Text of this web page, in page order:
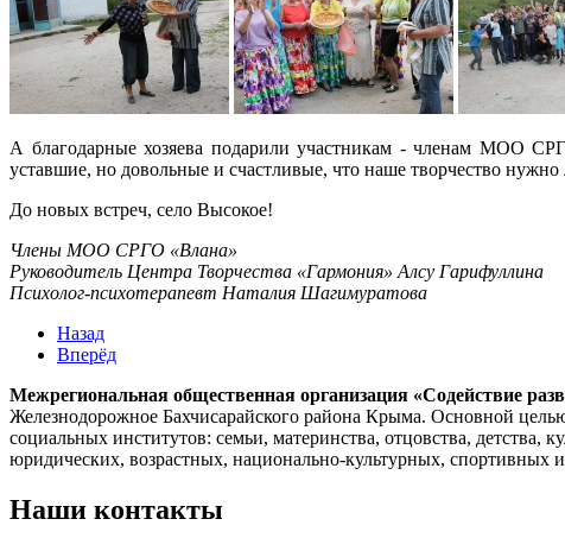
А благодарные хозяева подарили участникам - членам МОО
уставшие, но довольные и счастливые, что наше творчество
До новых встреч, село Высокое!
Члены МОО СРГО «Влана»
Руководитель Центра Творчества «Гармония» Алсу Гарифуллина
Психолог-психотерапевт Наталия Шагимуратова
Назад
Вперёд
Межрегиональная общественная организация «Содействие
Железнодорожное Бахчисарайского района Крыма. Основной
социальных институтов: семьи, материнства, отцовства, детства,
юридических, возрастных, национально-культурных, спортивных
Наши контакты